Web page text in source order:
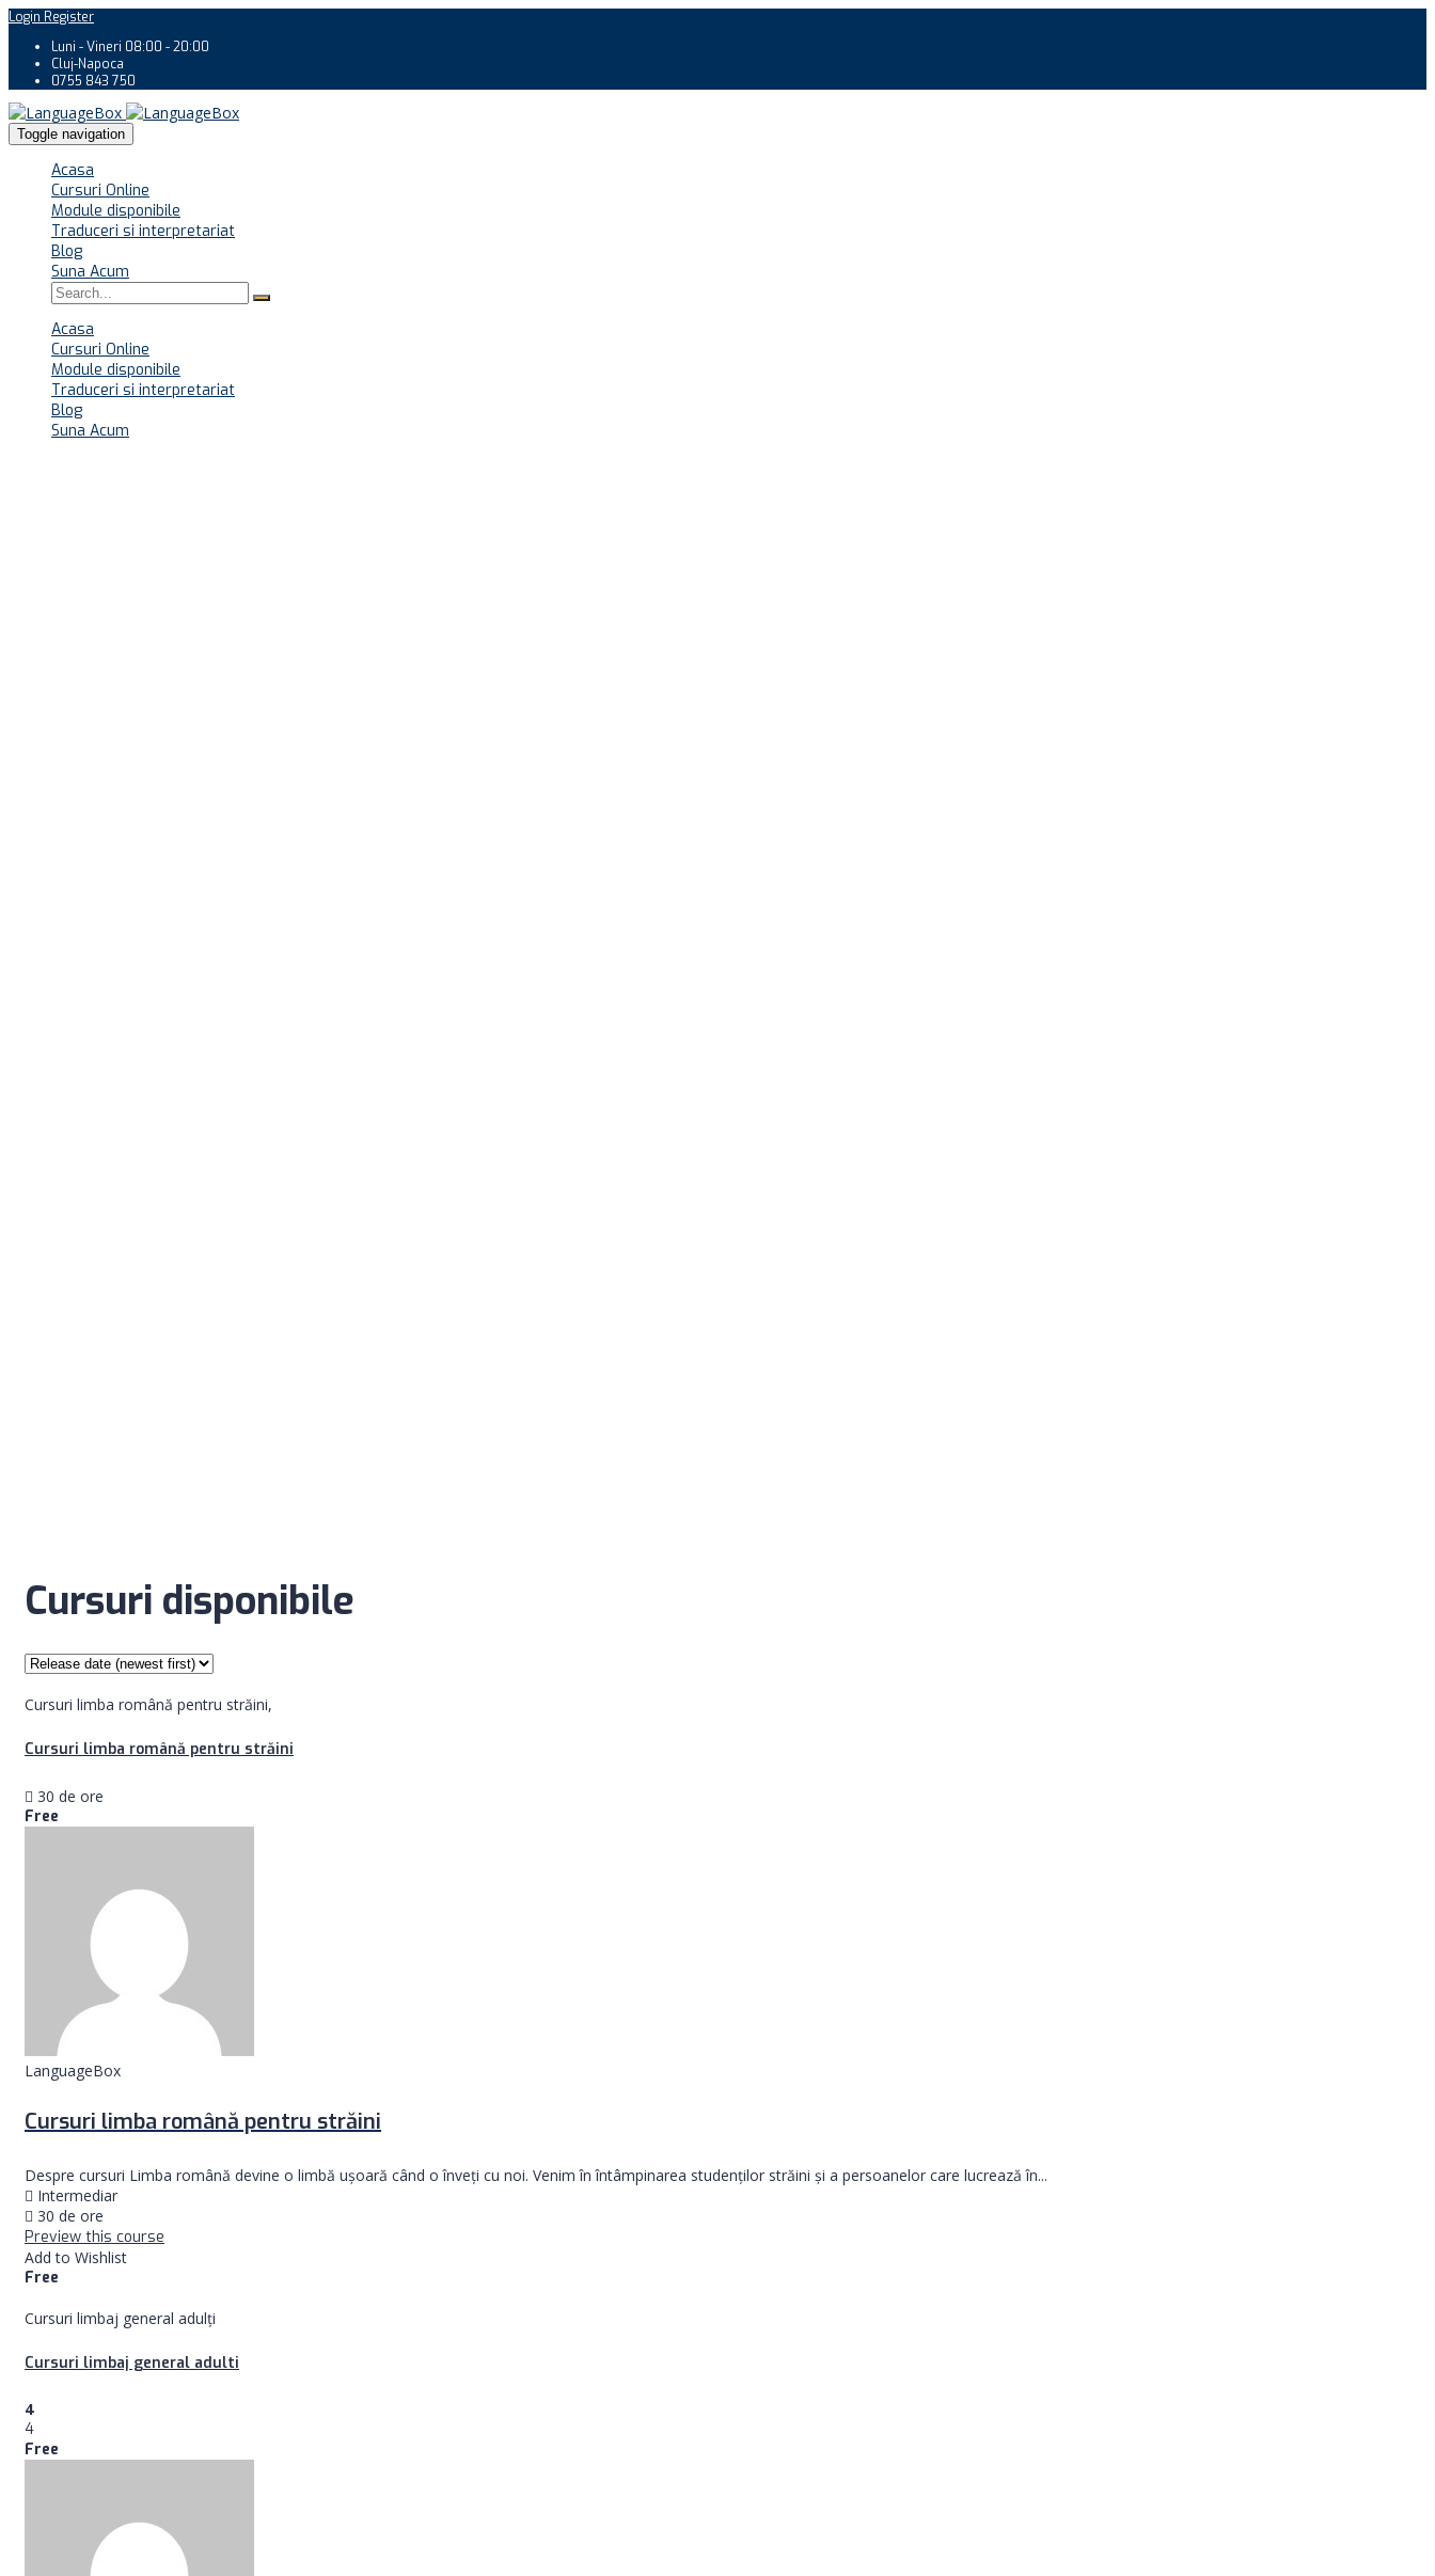
Login Register
Luni - Vineri 08:00 - 20:00
Cluj-Napoca
0755 843 750
Toggle navigation
Acasa
Cursuri Online
Module disponibile
Traduceri si interpretariat
Blog
Suna Acum
Acasa
Cursuri Online
Module disponibile
Traduceri si interpretariat
Blog
Suna Acum
Cursuri disponibile
Cursuri limba română pentru străini,
Cursuri limba română pentru străini
30 de ore
Free
LanguageBox
Cursuri limba română pentru străini
Despre cursuri Limba română devine o limbă ușoară când o înveți cu noi. Venim în întâmpinarea studenților străini și a persoanelor care lucrează în...
Intermediar
30 de ore
Preview this course
Add to Wishlist
Free
Cursuri limbaj general adulți
Cursuri limbaj general adulti
4
4
Free